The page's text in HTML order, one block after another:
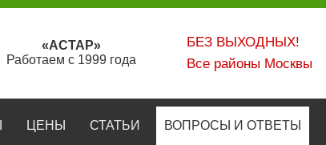
«АСТАР»
Работаем с 1999 года
БЕЗ ВЫХОДНЫХ!
Все районы Москвы
ЦЕНЫ СТАТЬИ ВОПРОСЫ И ОТВЕТЫ